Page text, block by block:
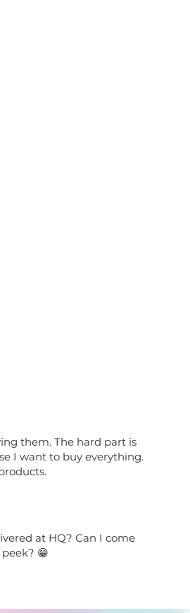
them. The hard part is
I want to buy everything.
at HQ? Can I come
😁